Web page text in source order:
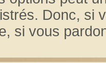
Donc, si
si vous